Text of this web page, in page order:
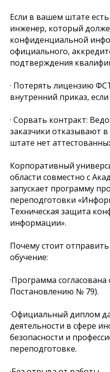
Если в вашем штате
инженер, который
конфиденциальной
официального,
подтверждения
· Потерять лицензию
внутренний приказ,
· Сорвать контракт:
заказчики отказывают в
штате нет
Корпоративный
области совместно с
запускает программу
переподготовки
Техническая защита
информации».
Почему стоит
обучение:
·Программа
Постановлению № 79).
·Официальный диплом
деятельности в сфере
безопасности и
переподготовке.